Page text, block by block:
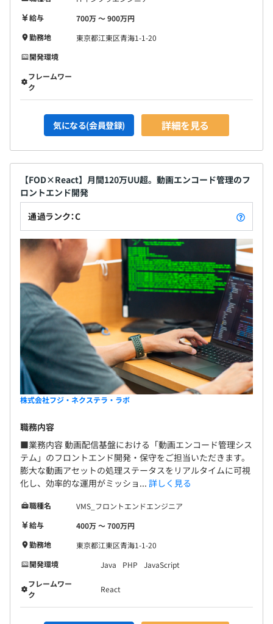
給与
700万 〜 900万円
勤務地
東京都江東区青海1-1-20
開発環境
フレームワー
ク
気になる(会員登録) 詳細を見る
【FOD×React】月間120万UU超。動画エンコード管理のフ
ロントエンド開発
通過ランク：C
株式会社フジ・ネクステラ・ラボ
職務内容
■業務内容 動画配信基盤における「動画エンコード管理シス
テム」のフロントエンド開発・保守をご担当いただきます。
膨大な動画アセットの処理ステータスをリアルタイムに可視
化し、効率的な運用がミッショ... 詳しく見る
職種名
VMS_フロントエンドエンジニア
給与
400万 〜 700万円
勤務地
東京都江東区青海1-1-20
開発環境
Java PHP
JavaScript
フレームワー
ク
React